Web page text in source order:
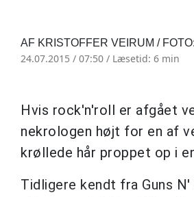
AF KRISTOFFER VEIRUM /
24.07.2015 / 07:50 / Læsetid: 6 min
Hvis rock'n'roll er afgået
nekrologen højt for en af
krøllede hår proppet op i
Tidligere kendt fra Guns